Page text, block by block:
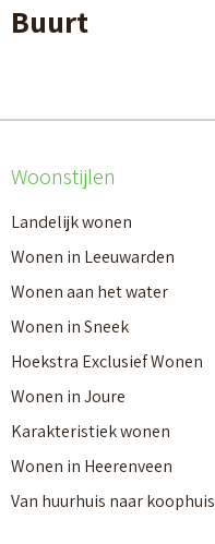
Buurt
Woonstijlen
Landelijk wonen
Wonen in Leeuwarden
Wonen aan het water
Wonen in Sneek
Hoekstra Exclusief Wonen
Wonen in Joure
Karakteristiek wonen
Wonen in Heerenveen
Van huurhuis naar koophuis